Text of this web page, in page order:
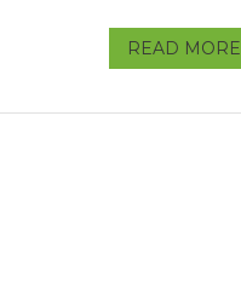
READ MORE